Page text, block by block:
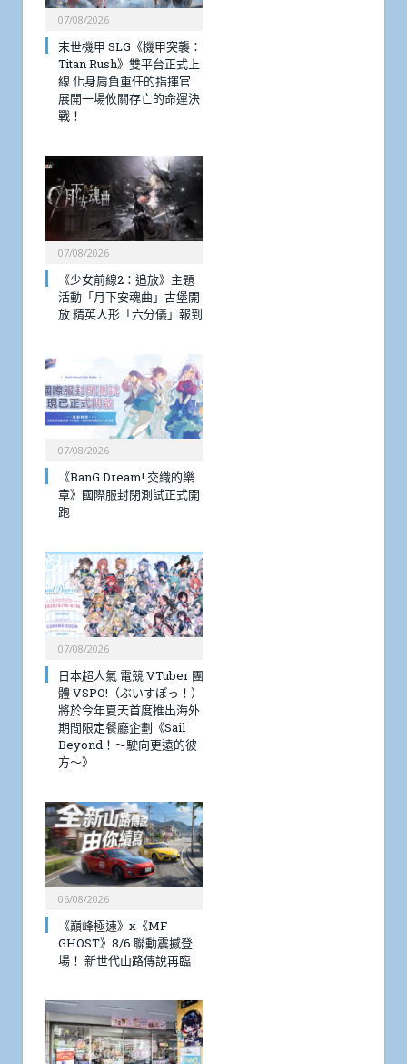
07/08/2026
末世機甲 SLG《機甲突襲：
Titan Rush》雙平台正式上
線 化身肩負重任的指揮官
展開一場攸關存亡的命運決
戰！
07/08/2026
《少女前線2：追放》主題
活動「月下安魂曲」古堡開
放 精英人形「六分儀」報到
07/08/2026
《BanG Dream! 交織的樂
章》國際服封閉測試正式開
跑
07/08/2026
日本超人氣 電競 VTuber 團
體 VSPO!（ぶいすぽっ！）
將於今年夏天首度推出海外
期間限定餐廳企劃《Sail
Beyond！～駛向更遠的彼
方～》
06/08/2026
《巔峰極速》x《MF
GHOST》8/6 聯動震撼登
場！ 新世代山路傳說再臨